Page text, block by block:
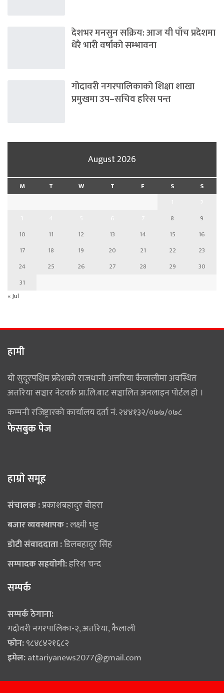
देशभर मनसुन सक्रिय: आज यी पाँच प्रदेशमा
धेरै भारी वर्षाको सम्भावना
गोदावरी नगरपालिकाको शिक्षा शाखा
प्रमुखमा उप–सचिव हरिस पन्त
August 2026
M T W T F S
S
8
9
10
11 12 13 14 15
16
17
18 19 20 21 22
23
24
25 26 27 28 29
30
31
« Jul
हामी
यो सुदूरपश्चिम प्रदेशको राजधानी अत्तरिया कैलालीमा अवस्थित
अत्तरिया सञ्चार नेटवर्क प्रा.लि.बाट सञ्चालित अनलाइन पोर्टल हो ।
कम्पनी रजिष्ट्रारको कार्यालय दर्ता नं. २४४१३२/०७७/०७८
फेसबुक पेज
हाम्राे समूह
संचालक :प्रकाशबहादुर बोहरा
बजार व्यवस्थापक :लक्ष्मी भट्ट
डोटी संवाददाता :डिलबहादुर सिंह
सम्पादक सहयोगी:हरिश चन्द
सम्पर्क
सम्पर्क ठेगाना:
गदोवरी नगरपालिका-२, अत्तरिया, कैलाली
फोन:९८४८४२१६८२
इमेल:attariyanews2077@gmail.com